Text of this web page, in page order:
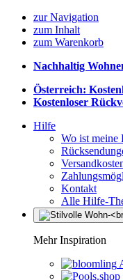
zur Navigation
zum Inhalt
zum Warenkorb
Nachhaltig
Österreich:
Kostenloser
Hilfe
Wo ist meine
Kontakt
Alle Hilfe-
Mehr Inspiration